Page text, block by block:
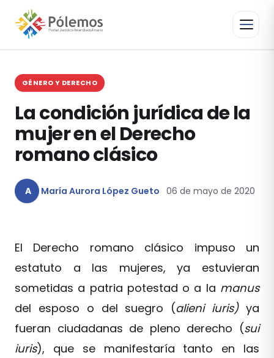
GÉNERO Y DERECHO
La condición jurídica de la
mujer en el Derecho
romano clásico
A María Aurora López Gueto 06 de mayo de 2020
El Derecho romano clásico impuso un
estatuto a las mujeres, ya estuvieran
sometidas a patria potestad o a la manus
del esposo o del suegro (alieni iuris)ya
fueran ciudadanas de pleno derecho (sui
iuris), que se manifestaría tanto en las